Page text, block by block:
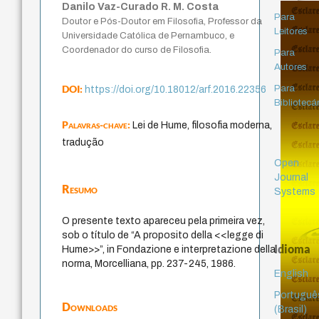
Danilo Vaz-Curado R. M. Costa
Doutor e Pós-Doutor em Filosofia, Professor da
Universidade Católica de Pernambuco, e
Coordenador do curso de Filosofia.
DOI:https://doi.org/10.18012/arf.2016.22356
Palavras-chave:Lei de Hume, filosofia moderna,
tradução
Resumo
O presente texto apareceu pela primeira vez,
sob o título de “A proposito della <<legge di
Hume>>”, in Fondazione e interpretazione della
norma, Morcelliana, pp. 237-245, 1986.
Downloads
Para
Leitores
Para
Autores
Para
Open
Journal
Systems
Idioma
English
(Brasil)